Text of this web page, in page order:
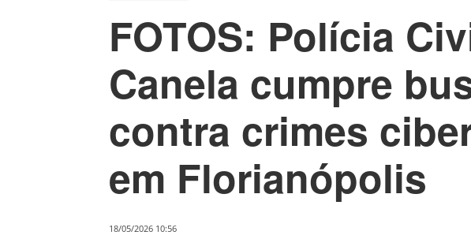
FOTOS: Polícia
Canela cumpre
contra crimes
em Florianópolis
18/05/2026 10:56